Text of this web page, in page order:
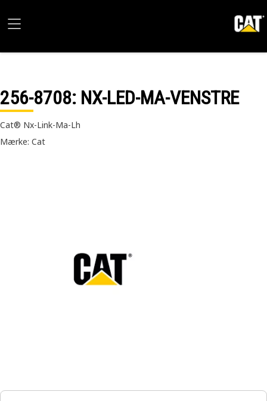
256-8708: NX-LED-MA-VENSTRE
Cat® Nx-Link-Ma-Lh
Mærke: Cat